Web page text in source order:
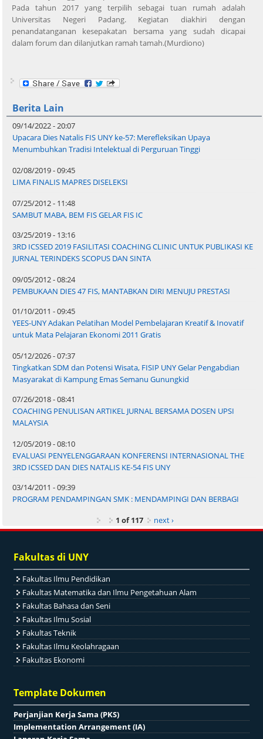
Pada tahun 2017 yang terpilih sebagai tuan rumah adalah
Universitas Negeri Padang. Kegiatan diakhiri dengan
penandatanganan kesepakatan bersama yang sudah dicapai
dalam forum dan dilanjutkan ramah tamah.(Murdiono)
Berita Lain
09/14/2022 - 20:07
Upacara Dies Natalis FIS UNY ke-57: Merefleksikan Upaya
Menumbuhkan Tradisi Intelektual di Perguruan Tinggi
02/08/2019 - 09:45
LIMA FINALIS MAPRES DISELEKSI
07/25/2012 - 11:48
SAMBUT MABA, BEM FIS GELAR FIS IC
03/25/2019 - 13:16
3RD ICSSED 2019 FASILITASI COACHING CLINIC UNTUK PUBLIKASI KE
JURNAL TERINDEKS SCOPUS DAN SINTA
09/05/2012 - 08:24
PEMBUKAAN DIES 47 FIS, MANTABKAN DIRI MENUJU PRESTASI
01/10/2011 - 09:45
YEES-UNY Adakan Pelatihan Model Pembelajaran Kreatif & Inovatif
untuk Mata Pelajaran Ekonomi 2011 Gratis
05/12/2026 - 07:37
Tingkatkan SDM dan Potensi Wisata, FISIP UNY Gelar Pengabdian
Masyarakat di Kampung Emas Semanu Gunungkid
07/26/2018 - 08:41
COACHING PENULISAN ARTIKEL JURNAL BERSAMA DOSEN UPSI
MALAYSIA
12/05/2019 - 08:10
EVALUASI PENYELENGGARAAN KONFERENSI INTERNASIONAL THE
3RD ICSSED DAN DIES NATALIS KE-54 FIS UNY
03/14/2011 - 09:39
PROGRAM PENDAMPINGAN SMK : MENDAMPINGI DAN BERBAGI
1 of 117
next ›
Fakultas di UNY
Fakultas Ilmu Pendidikan
Fakultas Matematika dan Ilmu Pengetahuan Alam
Fakultas Bahasa dan Seni
Fakultas Ilmu Sosial
Fakultas Teknik
Fakultas Ilmu Keolahragaan
Fakultas Ekonomi
Template Dokumen
Perjanjian Kerja Sama (PKS)
Implementation Arrangement (IA)